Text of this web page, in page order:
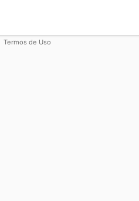
Termos de Uso